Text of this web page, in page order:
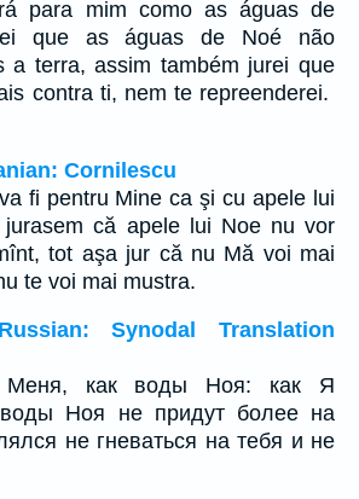
para mim como as águas de
que as águas de Noé não
a terra, assim também jurei que
contra ti, nem te repreenderei.
Cornilescu
fi pentru Mine ca şi cu apele lui
că apele lui Noe nu vor
tot aşa jur că nu Mă voi mai
te voi mai mustra.
Synodal Translation
как воды Ноя: как Я
воды Ноя не придут более на
не гневаться на тебя и не